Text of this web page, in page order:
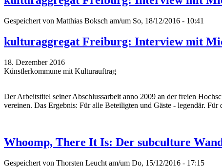
Gespeichert von Matthias Boksch am/um So, 18/12/2016 - 10:41
kulturaggregat Freiburg: Interview mit
18. Dezember 2016
Künstlerkommune mit Kulturauftrag
Der Arbeitstitel seiner Abschlussarbeit anno 2009 an der freien
vereinen. Das Ergebnis: Für alle Beteiligten und Gäste - legendär.
Whoomp, There It Is: Der subculture
Gespeichert von Thorsten Leucht am/um Do, 15/12/2016 - 17:15